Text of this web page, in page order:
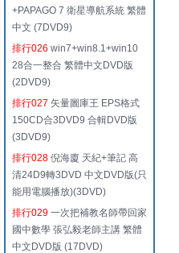
+PAPAGO 7 衛星導航系統 繁體
中文 (7DVD9)
排行026 win7+win8.1+win10
28合一整合 繁體中文DVD版
(2DVD9)
排行027 矢量圖庫王 EPS格式
150CD合3DVD9 合輯DVD版
(3DVD9)
排行028 倪海廈 天紀+筆記 高
清24D9轉3DVD 中文DVD版(只
能用電腦播放)(3DVD)
排行029 一次把補教名師帶回家
國中數學 張弘毅老師主講 繁體
中文DVD版 (17DVD)